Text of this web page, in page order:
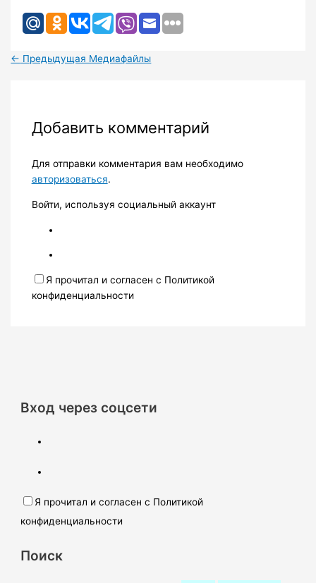
← Предыдущая Медиафайлы
Добавить комментарий
Для отправки комментария вам необходимо
авторизоваться.
Войти, используя социальный аккаунт
Я прочитал и согласен с Политикой
конфиденциальности
Вход через соцсети
Я прочитал и согласен с Политикой
конфиденциальности
Поиск